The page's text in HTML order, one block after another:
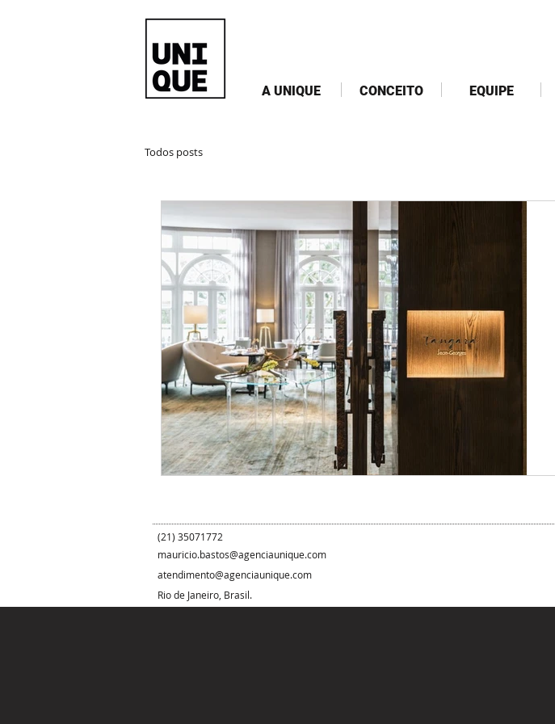
A UNIQUE CONCEITO EQUIPE
Todos posts
(21) 35071772
mauricio.bastos@agenciaunique.com
atendimento@agenciaunique.com
Rio de Janeiro, Brasil.